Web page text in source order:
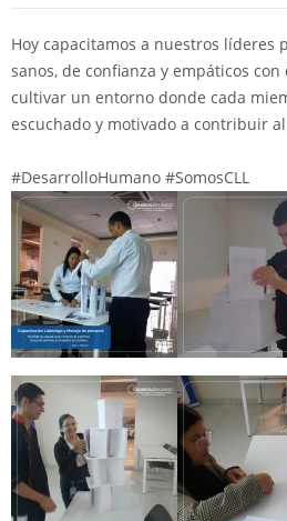
Hoy capacitamos a nuestros líderes
sanos, de confianza y empáticos
cultivar un entorno donde cada
escuchado y motivado a contribuir
#DesarrolloHumano #SomosCLL